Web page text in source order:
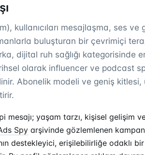
kullanıcıları mesajlaşma, ses ve
buluşturan bir çevrimiçi
dijital ruh sağlığı kategorisinde
olarak influencer ve podcast
Abonelik modeli ve geniş
mesajı; yaşam tarzı, kişisel gelişim
Spy arşivinde gözlemlenen
destekleyici, erişilebilirliğe odaklı